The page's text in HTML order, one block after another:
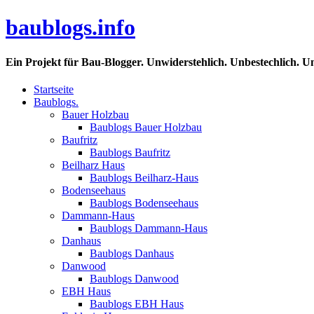
baublogs.info
Ein Projekt für Bau-Blogger. Unwiderstehlich. Unbestechlich.
Startseite
Baublogs.
Bauer Holzbau
Baublogs Bauer Holzbau
Baufritz
Baublogs Baufritz
Beilharz Haus
Baublogs Beilharz-Haus
Bodenseehaus
Baublogs Bodenseehaus
Dammann-Haus
Baublogs Dammann-Haus
Danhaus
Baublogs Danhaus
Danwood
Baublogs Danwood
EBH Haus
Baublogs EBH Haus